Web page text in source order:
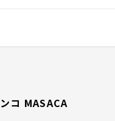
コ MASACA